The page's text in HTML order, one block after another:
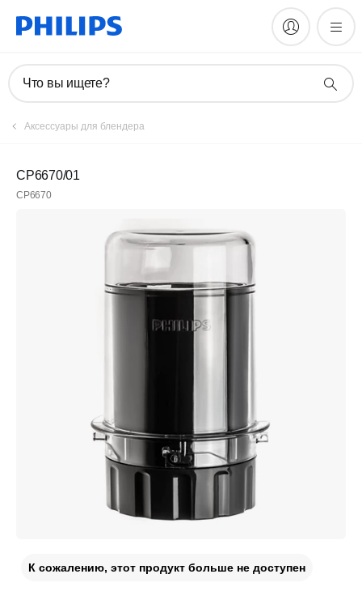
Что вы ищете?
Аксессуары для блендера
CP6670/01
CP6670
К сожалению, этот продукт больше не доступен